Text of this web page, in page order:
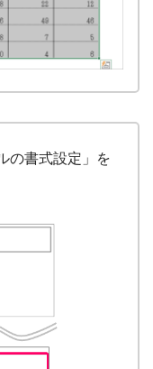
の書式設定」を